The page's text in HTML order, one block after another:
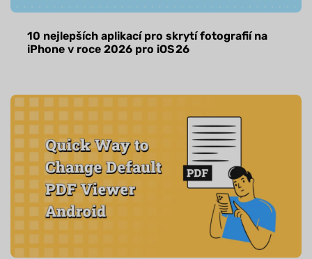
10 nejlepších aplikací pro skrytí fotografií na
iPhone v roce 2026 pro iOS 26